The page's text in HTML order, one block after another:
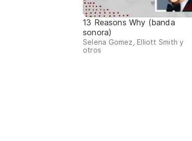
13 Reasons Why (banda
sonora)
Selena Gomez, Elliott Smith y
otros